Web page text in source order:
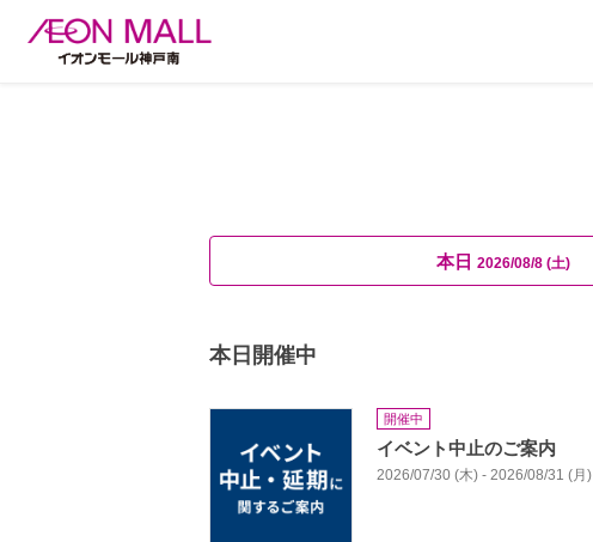
本日 2026/08/8 (土)
本日開催中
開催中
イベント中止のご案内
2026/07/30 (木) - 2026/08/31 (月)